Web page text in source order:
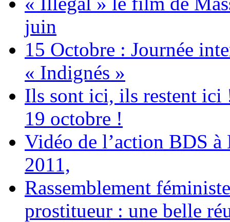
juin
15 Octobre : Journée
« Indignés »
Ils sont ici, ils restent ici
19 octobre !
Vidéo de l’action BDS
2011,
Rassemblement
prostitueur : une belle